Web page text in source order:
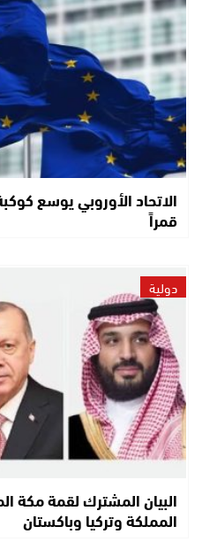
قمراً
دولية
البيان المشترك لقمة مكة
المملكة وتركيا وباكستان